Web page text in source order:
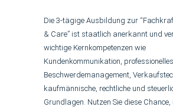
Die 3-tägige Ausbildung zur
& Care” ist staatlich anerkannt und
wichtige Kernkompetenzen wie
Kundenkommunikation,
Beschwerdemanagement,
kaufmännische, rechtliche und
Grundlagen. Nutzen Sie diese